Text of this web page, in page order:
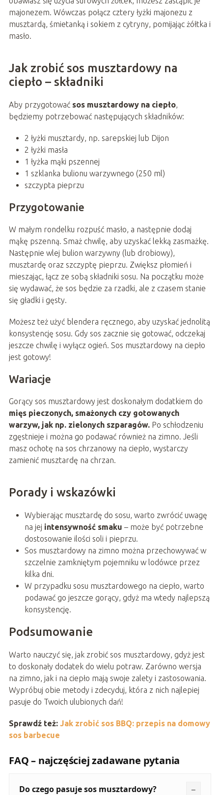
majonezem. Wówczas połącz cztery łyżki majonezu z
musztardą, śmietanką i sokiem z cytryny, pomijając żółtka i
masło.
Jak zrobić sos musztardowy na
ciepło – składniki
Aby przygotowaćsos musztardowy na ciepło,
będziemy potrzebować następujących składników:
2 łyżki musztardy, np. sarepskiej lub Dijon
2 łyżki masła
1 łyżka mąki pszennej
1 szklanka bulionu warzywnego (250 ml)
szczypta pieprzu
Przygotowanie
W małym rondelku rozpuść masło, a następnie dodaj
mąkę pszenną. Smaż chwilę, aby uzyskać lekką zasmażkę.
Następnie wlej bulion warzywny (lub drobiowy),
musztardę oraz szczyptę pieprzu. Zwiększ płomień i
mieszając, łącz ze sobą składniki sosu. Na początku może
się wydawać, że sos będzie za rzadki, ale z czasem stanie
się gładki i gęsty.
Możesz też użyć blendera ręcznego, aby uzyskać jednolitą
konsystencję sosu. Gdy sos zacznie się gotować, odczekaj
jeszcze chwilę i wyłącz ogień. Sos musztardowy na ciepło
jest gotowy!
Wariacje
Gorący sos musztardowy jest doskonałym dodatkiem do
mięs pieczonych, smażonych czy gotowanych
warzyw, jak np. zielonych szparagów.Po schłodzeniu
zgęstnieje i można go podawać również na zimno. Jeśli
masz ochotę na sos chrzanowy na ciepło, wystarczy
zamienić musztardę na chrzan.
Porady i wskazówki
Wybierając musztardę do sosu, warto zwrócić uwagę
na jej intensywność smaku – może być potrzebne
dostosowanie ilości soli i pieprzu.
Sos musztardowy na zimno można przechowywać w
szczelnie zamkniętym pojemniku w lodówce przez
kilka dni.
W przypadku sosu musztardowego na ciepło, warto
podawać go jeszcze gorący, gdyż ma wtedy najlepszą
konsystencję.
Podsumowanie
Warto nauczyć się, jak zrobić sos musztardowy, gdyż jest
to doskonały dodatek do wielu potraw. Zarówno wersja
na zimno, jak i na ciepło mają swoje zalety i zastosowania.
Wypróbuj obie metody i zdecyduj, która z nich najlepiej
pasuje do Twoich ulubionych dań!
Sprawdź też: Jak zrobić sos BBQ: przepis na domowy
sos barbecue
FAQ – najczęściej zadawane pytania
Do czego pasuje sos musztardowy?